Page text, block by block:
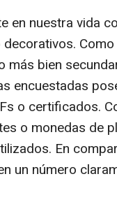
en nuestra vida
más bien
encuestadas
o certificados.
o monedas de
En
un número